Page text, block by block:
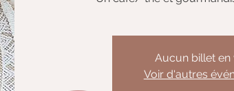
Aucun billet en
Voir d'autres